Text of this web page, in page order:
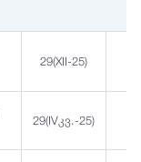
29(XII-25)
29(IVკვ.-25)